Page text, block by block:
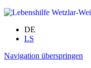
DE
LS
Navigation überspringen